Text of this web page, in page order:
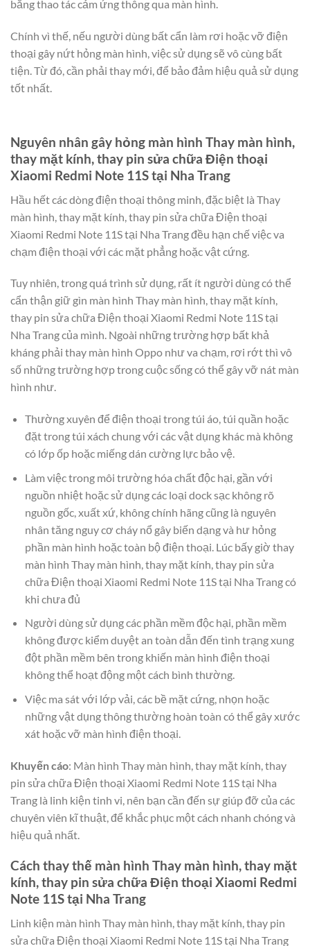
bằng thao tác cảm ứng thông qua màn hình.
Chính vì thế, nếu người dùng bất cẩn làm rơi hoặc vỡ điện
thoại gây nứt hỏng màn hình, việc sử dụng sẽ vô cùng bất
tiện. Từ đó, cần phải thay mới, để bảo đảm hiệu quả sử dụng
tốt nhất.
Nguyên nhân gây hỏng màn hình Thay màn hình,
thay mặt kính, thay pin sửa chữa Điện thoại
Xiaomi Redmi Note 11S tại Nha Trang
Hầu hết các dòng điện thoại thông minh, đặc biệt là Thay
màn hình, thay mặt kính, thay pin sửa chữa Điện thoại
Xiaomi Redmi Note 11S tại Nha Trang đều hạn chế việc va
chạm điện thoại với các mặt phẳng hoặc vật cứng.
Tuy nhiên, trong quá trình sử dụng, rất ít người dùng có thể
cẩn thận giữ gìn màn hình Thay màn hình, thay mặt kính,
thay pin sửa chữa Điện thoại Xiaomi Redmi Note 11S tại
Nha Trang của mình. Ngoài những trường hợp bất khả
kháng phải thay màn hình Oppo như va chạm, rơi rớt thì vô
số những trường hợp trong cuộc sống có thể gây vỡ nát màn
hình như.
Thường xuyên để điện thoại trong túi áo, túi quần hoặc
đặt trong túi xách chung với các vật dụng khác mà không
có lớp ốp hoặc miếng dán cường lực bảo vệ.
Làm việc trong môi trường hóa chất độc hại, gần với
nguồn nhiệt hoặc sử dụng các loại dock sạc không rõ
nguồn gốc, xuất xứ, không chính hãng cũng là nguyên
nhân tăng nguy cơ cháy nổ gây biến dạng và hư hỏng
phần màn hình hoặc toàn bộ điện thoại. Lúc bấy giờ thay
màn hình Thay màn hình, thay mặt kính, thay pin sửa
chữa Điện thoại Xiaomi Redmi Note 11S tại Nha Trang có
khi chưa đủ
Người dùng sử dụng các phần mềm độc hại, phần mềm
không được kiểm duyệt an toàn dẫn đến tình trạng xung
đột phần mềm bên trong khiến màn hình điện thoại
không thể hoạt động một cách bình thường.
Việc ma sát với lớp vải, các bề mặt cứng, nhọn hoặc
những vật dụng thông thường hoàn toàn có thể gây xước
xát hoặc vỡ màn hình điện thoại.
Khuyến cáo: Màn hình Thay màn hình, thay mặt kính, thay
pin sửa chữa Điện thoại Xiaomi Redmi Note 11S tại Nha
Trang là linh kiện tinh vi, nên bạn cần đến sự giúp đỡ của các
chuyên viên kĩ thuật, để khắc phục một cách nhanh chóng và
hiệu quả nhất.
Cách thay thế màn hình Thay màn hình, thay mặt
kính, thay pin sửa chữa Điện thoại Xiaomi Redmi
Note 11S tại Nha Trang
Linh kiện màn hình Thay màn hình, thay mặt kính, thay pin
sửa chữa Điện thoại Xiaomi Redmi Note 11S tại Nha Trang